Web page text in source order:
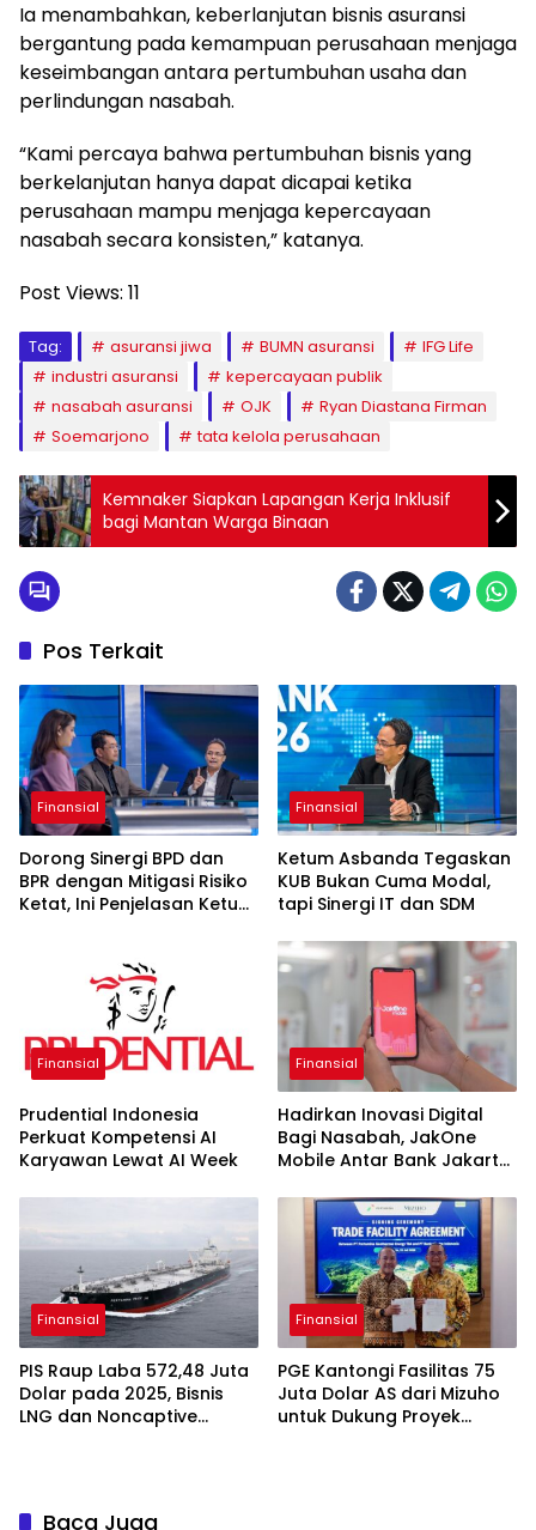
Ia menambahkan, keberlanjutan bisnis asuransi
bergantung pada kemampuan perusahaan menjaga
keseimbangan antara pertumbuhan usaha dan
perlindungan nasabah.
“Kami percaya bahwa pertumbuhan bisnis yang
berkelanjutan hanya dapat dicapai ketika
perusahaan mampu menjaga kepercayaan
nasabah secara konsisten,” katanya.
Post Views: 11
Tag: asuransi jiwa BUMN asuransi
IFG Life
industri asuransi
kepercayaan publik
nasabah asuransi
OJK
Ryan Diastana Firman
Soemarjono
tata kelola perusahaan
Kemnaker Siapkan Lapangan Kerja Inklusif
bagi Mantan Warga Binaan
Pos Terkait
Finansial
Dorong Sinergi BPD dan
BPR dengan Mitigasi Risiko
Ketat, Ini Penjelasan Ketum
Finansial
Ketum Asbanda Tegaskan
KUB Bukan Cuma Modal,
tapi Sinergi IT dan SDM
Finansial
Prudential Indonesia
Perkuat Kompetensi AI
Karyawan Lewat AI Week
Finansial
Hadirkan Inovasi Digital
Bagi Nasabah, JakOne
Mobile Antar Bank Jakarta
Excellence Awards 2026
Finansial
PIS Raup Laba 572,48 Juta
Dolar pada 2025, Bisnis
LNG dan Noncaptive
Finansial
PGE Kantongi Fasilitas 75
Juta Dolar AS dari Mizuho
untuk Dukung Proyek
Baca Juga